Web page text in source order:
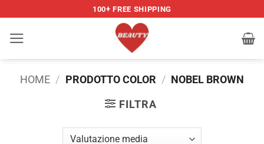
contenuti
100+ FREE SHIPPING
HOME / PRODOTTO COLOR / NOBEL BROWN
FILTRA